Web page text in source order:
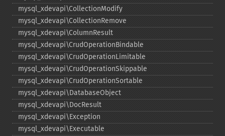
mysql_​xdevapi\CollectionModify
mysql_​xdevapi\CollectionRemove
mysql_​xdevapi\ColumnResult
mysql_​xdevapi\CrudOperationBindable
mysql_​xdevapi\CrudOperationLimitable
mysql_​xdevapi\CrudOperationSkippable
mysql_​xdevapi\CrudOperationSortable
mysql_​xdevapi\DatabaseObject
mysql_​xdevapi\DocResult
mysql_​xdevapi\Exception
mysql_​xdevapi\Executable